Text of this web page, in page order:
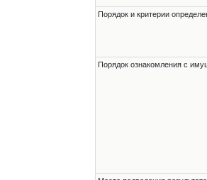
Порядок и критерии
Порядок ознакомления с